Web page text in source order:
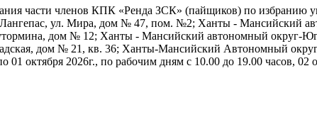
части членов КПК «Ренда ЗСК» (пайщиков) по избранию
ул. Мира, дом № 47, пом. №2; Ханты - Мансийский
дом № 12; Ханты - Мансийский автономный округ-
дом № 21, кв. 36; Ханты-Мансийский Автономный
октября 2026г., по рабочим дням с 10.00 до 19.00 часов, 02